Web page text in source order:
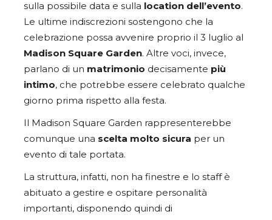
sulla possibile data e sulla location dell’evento.
Le ultime indiscrezioni sostengono che la
celebrazione possa avvenire proprio il 3 luglio al
Madison Square Garden. Altre voci, invece,
parlano di un matrimonio decisamente più
intimo, che potrebbe essere celebrato qualche
giorno prima rispetto alla festa.
Il Madison Square Garden rappresenterebbe
comunque una scelta molto sicura per un
evento di tale portata.
La struttura, infatti, non ha finestre e lo staff è
abituato a gestire e ospitare personalità
importanti, disponendo quindi di